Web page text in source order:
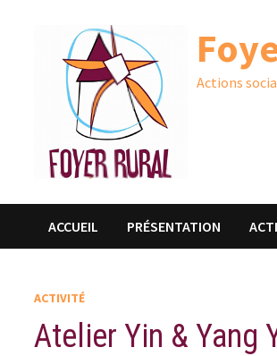
Actions
ACCUEIL PRÉSENTATION
ACTIVITÉ
Atelier Yin & Yang